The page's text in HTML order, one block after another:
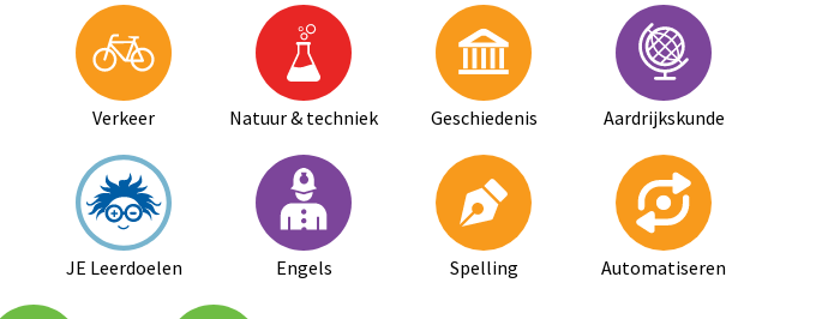
Verkeer Natuur & techniek Geschiedenis Aardrijkskunde
JE Leerdoelen Engels Spelling Automatiseren